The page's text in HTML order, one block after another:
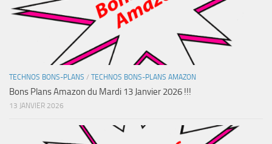
TECHNOS BONS-PLANS / TECHNOS BONS-PLANS AMAZON
Bons Plans Amazon du Mardi 13 Janvier 2026 !!!
13 JANVIER 2026